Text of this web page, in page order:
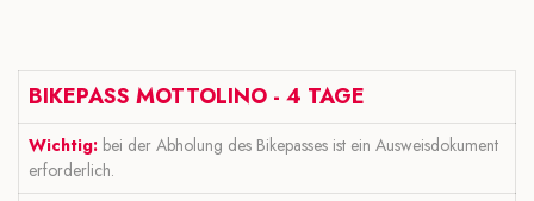
BIKEPASS MOTTOLINO - 4 TAGE
Wichtig: bei der Abholung des Bikepasses ist ein Ausweisdokument
erforderlich.